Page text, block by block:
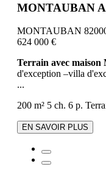
MONTAUBAN
MONTAUBAN
624 000 €
Terrain avec maison
d'exception –villa
...
200 m² 5 ch. 6 p.
EN SAVOIR PLUS